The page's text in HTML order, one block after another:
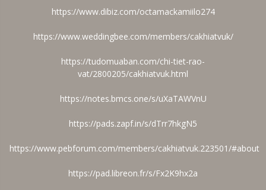
https://www.dibiz.com/octamackamiilo274
https://www.weddingbee.com/members/cakhiatvuk/
https://tudomuaban.com/chi-tiet-rao-
vat/2800205/cakhiatvuk.html
https://notes.bmcs.one/s/uXaTAWVnU
https://pads.zapf.in/s/dTrr7hkgN5
https://www.pebforum.com/members/cakhiatvuk.223501/#about
https://pad.libreon.fr/s/Fx2K9hx2a